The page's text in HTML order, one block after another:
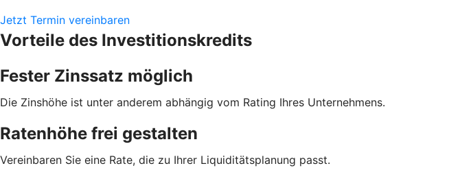
Jetzt Termin vereinbaren
Vorteile des Investitionskredits
Fester Zinssatz möglich
Die Zinshöhe ist unter anderem abhängig vom Rating Ihres Unternehmens.
Ratenhöhe frei gestalten
Vereinbaren Sie eine Rate, die zu Ihrer Liquiditätsplanung passt.